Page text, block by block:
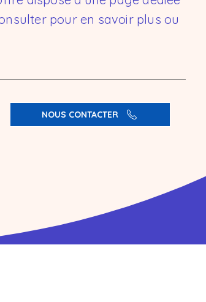
pour en savoir plus ou
NOUS CONTACTER